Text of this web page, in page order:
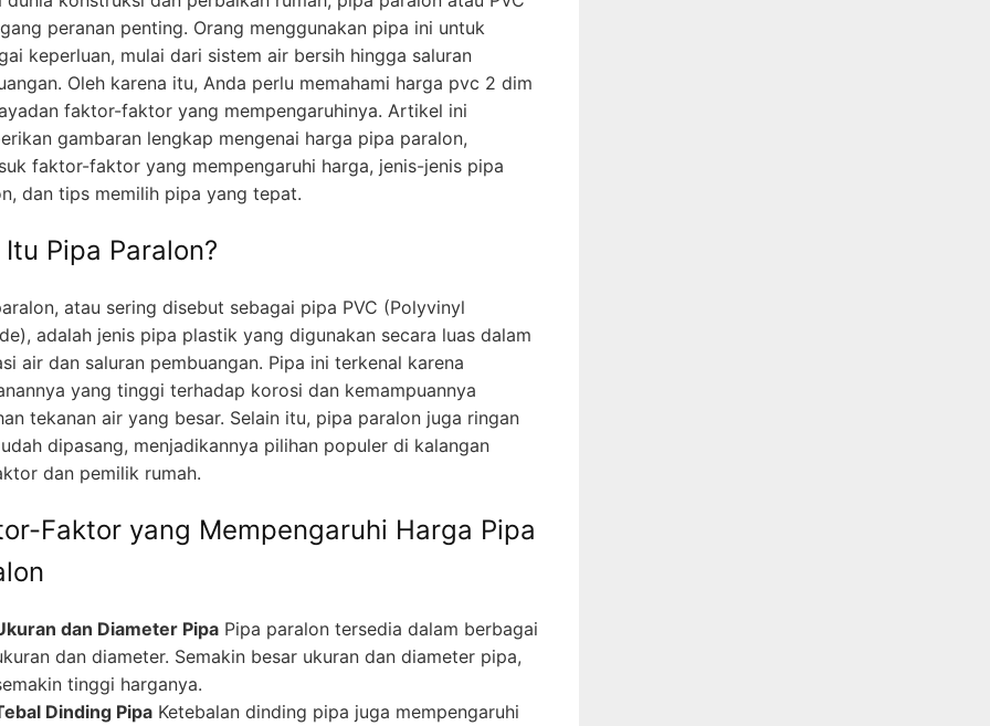
peranan penting. Orang menggunakan pipa ini untuk
keperluan, mulai dari sistem air bersih hingga saluran
Oleh karena itu, Anda perlu memahami harga pvc 2 dim
faktor-faktor yang mempengaruhinya. Artikel ini
gambaran lengkap mengenai harga pipa paralon,
faktor-faktor yang mempengaruhi harga, jenis-jenis pipa
dan tips memilih pipa yang tepat.
Pipa Paralon?
atau sering disebut sebagai pipa PVC (Polyvinyl
adalah jenis pipa plastik yang digunakan secara luas dalam
air dan saluran pembuangan. Pipa ini terkenal karena
yang tinggi terhadap korosi dan kemampuannya
tekanan air yang besar. Selain itu, pipa paralon juga ringan
dipasang, menjadikannya pilihan populer di kalangan
dan pemilik rumah.
Faktor yang Mempengaruhi Harga Pipa
dan Diameter Pipa Pipa paralon tersedia dalam berbagai
dan diameter. Semakin besar ukuran dan diameter pipa,
tinggi harganya.
Dinding Pipa Ketebalan dinding pipa juga mempengaruhi